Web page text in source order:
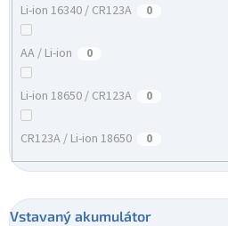
Li-ion 16340 / CR123A 0
AA / Li-ion 0
Li-ion 18650 / CR123A 0
CR123A / Li-ion 18650 0
Vstavaný akumulátor